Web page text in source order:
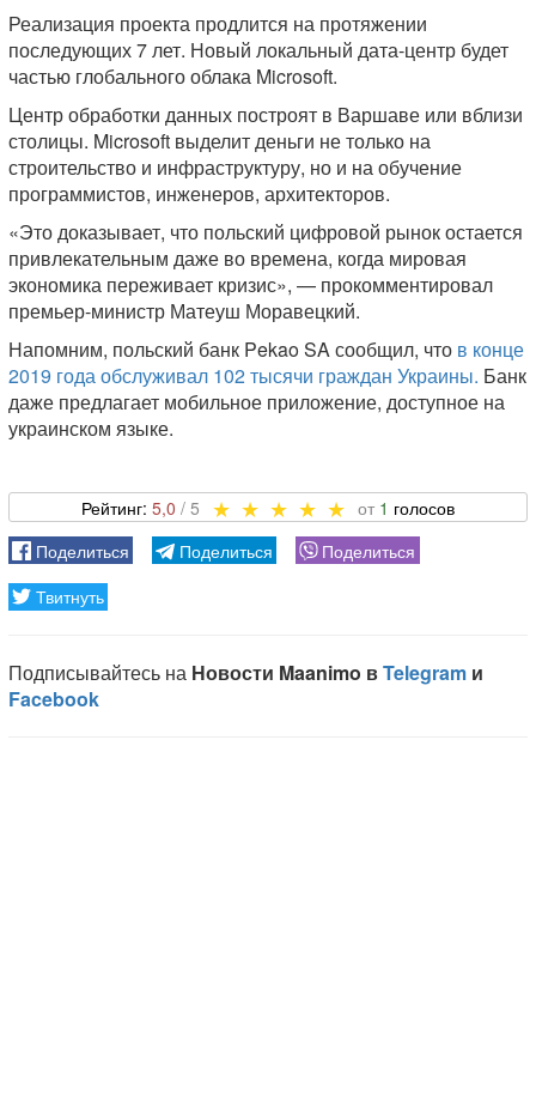
Реализация проекта продлится на протяжении
последующих 7 лет. Новый локальный дата-центр будет
частью глобального облака Microsoft.
Центр обработки данных построят в Варшаве или вблизи
столицы. Microsoft выделит деньги не только на
строительство и инфраструктуру, но и на обучение
программистов, инженеров, архитекторов.
«Это доказывает, что польский цифровой рынок остается
привлекательным даже во времена, когда мировая
экономика переживает кризис», — прокомментировал
премьер-министр Матеуш Моравецкий.
Напомним, польский банк Pekao SA сообщил, что в конце
2019 года обслуживал 102 тысячи граждан Украины. Банк
даже предлагает мобильное приложение, доступное на
украинском языке.
5,0 1